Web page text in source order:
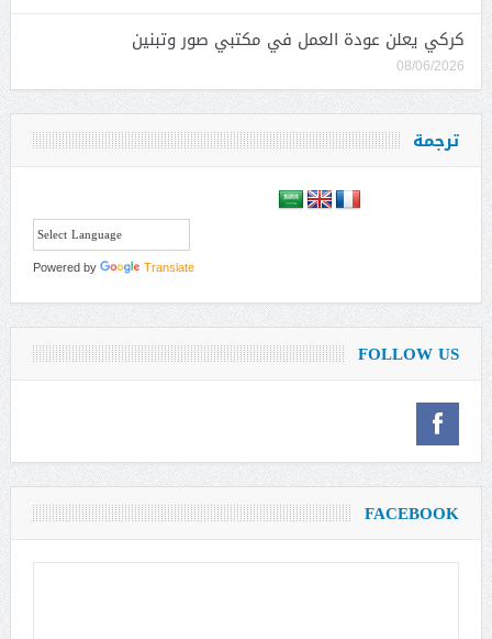
كركي يعلن عودة العمل في مكتبي صور وتبنين
08/06/2026
ترجمة
Powered by Translate
FOLLOW US
FACEBOOK